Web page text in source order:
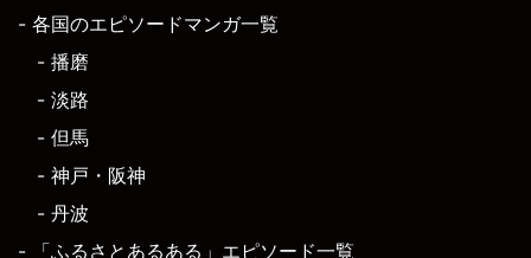
- 各国のエピソードマンガ一覧
- 播磨
- 淡路
- 但馬
- 神戸・阪神
- 丹波
- 「ふるさとあるある」エピソード一覧